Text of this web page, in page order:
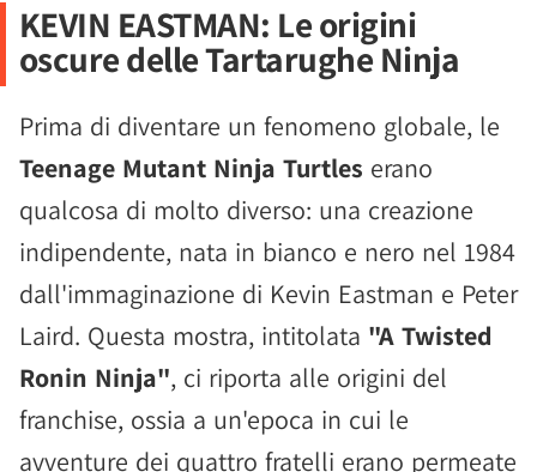
KEVIN EASTMAN: Le origini
oscure delle Tartarughe Ninja
Prima di diventare un fenomeno globale, le
Teenage Mutant Ninja Turtles erano
qualcosa di molto diverso: una creazione
indipendente, nata in bianco e nero nel 1984
dall'immaginazione di Kevin Eastman e Peter
Laird. Questa mostra, intitolata "A Twisted
Ronin Ninja", ci riporta alle origini del
franchise, ossia a un'epoca in cui le
avventure dei quattro fratelli erano permeate